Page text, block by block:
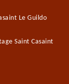
Le Guildo
Saint Casaint